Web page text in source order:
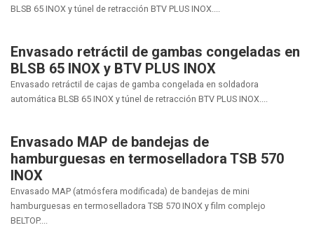
BLSB 65 INOX y túnel de retracción BTV PLUS INOX....
Envasado retráctil de gambas congeladas en
BLSB 65 INOX y BTV PLUS INOX
Envasado retráctil de cajas de gamba congelada en soldadora
automática BLSB 65 INOX y túnel de retracción BTV PLUS INOX....
Envasado MAP de bandejas de
hamburguesas en termoselladora TSB 570
INOX
Envasado MAP (atmósfera modificada) de bandejas de mini
hamburguesas en termoselladora TSB 570 INOX y film complejo
BELTOP....